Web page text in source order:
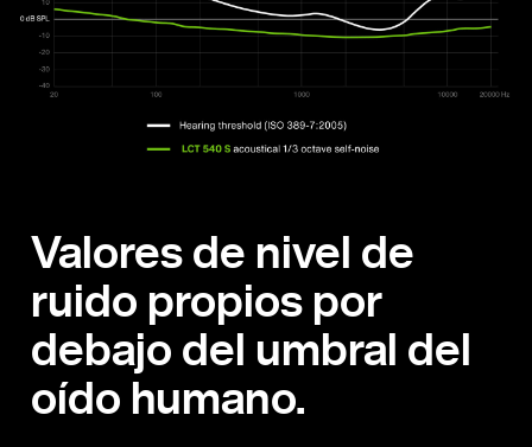
Valores de nivel de
ruido propios por
debajo del umbral del
oído humano.